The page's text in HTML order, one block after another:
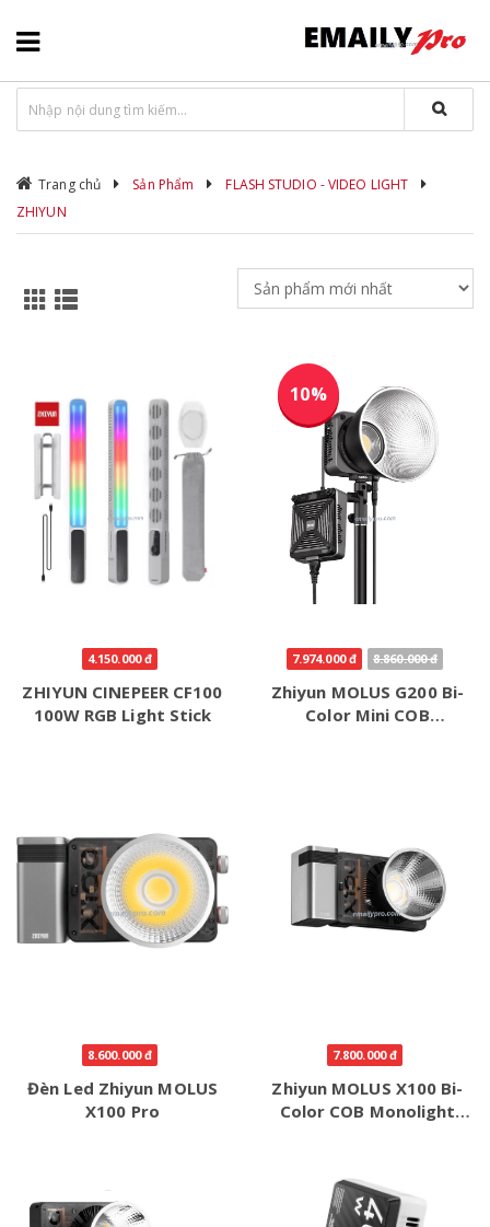
Trang chủ Sản Phẩm
FLASH STUDIO - VIDEO LIGHT
ZHIYUN
4.150.000 đ
ZHIYUN CINEPEER CF100
100W RGB Light Stick
10%
7.974.000 đ 8.860.000 đ
Zhiyun MOLUS G200 Bi-
Color Mini COB
8.600.000 đ
Đèn Led Zhiyun MOLUS
X100 Pro
7.800.000 đ
Zhiyun MOLUS X100 Bi-
Color COB Monolight